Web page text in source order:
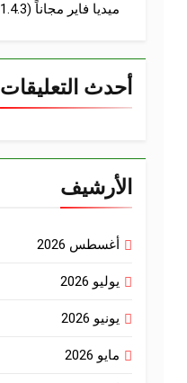
ميديا فاير مجاناً (Dlc v1.4.3)
أحدث التعليقات
الأرشيف
أغسطس 2026
يوليو 2026
يونيو 2026
مايو 2026